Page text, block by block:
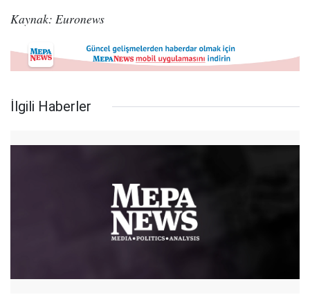
Kaynak: Euronews
İlgili Haberler